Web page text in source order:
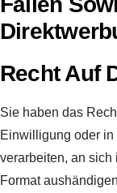
Recht Auf
Sie haben das
Einwilligung oder
verarbeiten, an
Format